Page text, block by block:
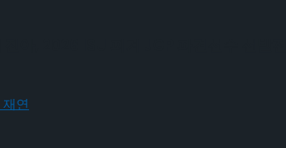
, 2026 ISU 피겨 JGP 파견선수 선발전